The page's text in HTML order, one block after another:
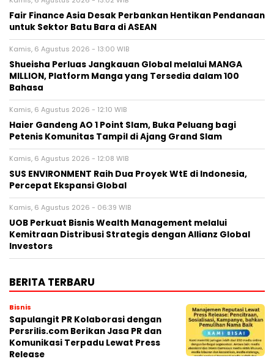
Fair Finance Asia Desak Perbankan Hentikan Pendanaan
untuk Sektor Batu Bara di ASEAN
Kamis, 6 Agustus 2026 - 13:00 WIB
Shueisha Perluas Jangkauan Global melalui MANGA
MILLION, Platform Manga yang Tersedia dalam 100
Bahasa
Kamis, 6 Agustus 2026 - 12:10 WIB
Haier Gandeng AO 1 Point Slam, Buka Peluang bagi
Petenis Komunitas Tampil di Ajang Grand Slam
Kamis, 6 Agustus 2026 - 12:08 WIB
SUS ENVIRONMENT Raih Dua Proyek WtE di Indonesia,
Percepat Ekspansi Global
Kamis, 6 Agustus 2026 - 06:39 WIB
UOB Perkuat Bisnis Wealth Management melalui
Kemitraan Distribusi Strategis dengan Allianz Global
Investors
BERITA TERBARU
Bisnis
Sapulangit PR Kolaborasi dengan
Persrilis.com Berikan Jasa PR dan
Komunikasi Terpadu Lewat Press
Release